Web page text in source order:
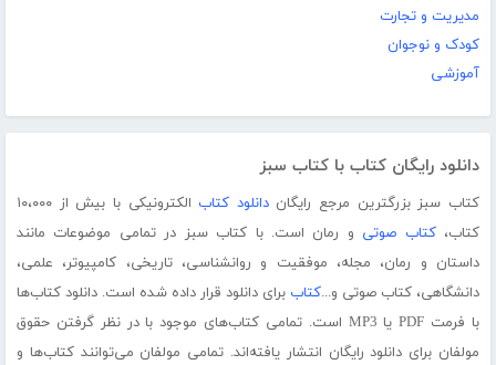
مدیریت و تجارت
کودک و نوجوان
آموزشی
دانلود رایگان کتاب با کتاب سبز
کتاب سبز بزرگترین مرجع رایگاندانلود کتاب
الکترونیکی با بیش از ۱۰،۰۰۰
کتاب،کتاب صوتی و رمان است. با کتاب سبز در تمامی موضوعات مانند
داستان و رمان، مجله، موفقیت و روانشناسی، تاریخی، کامپیوتر، علمی،
دانشگاهی، کتاب صوتی و...کتاب برای دانلود قرار داده شده است. دانلود کتاب‌ها
با فرمت PDF یا MP3 است. تمامی کتاب‌های موجود با در نظر گرفتن حقوق
مولفان برای دانلود رایگان انتشار یافته‌اند. تمامی مولفان می‌توانند کتاب‌ها و